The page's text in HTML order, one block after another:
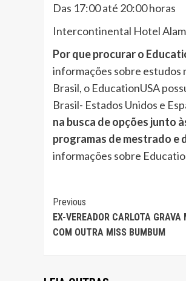
Das 17:00 até 20:00 horas
Intercontinental Hotel
Por que procurar o
informações sobre estudos
Brasil, o EducationUSA
Brasil- Estados Unidos e
na busca de opções junto
programas de mestrado e
informações sobre
Continue
Reading
Previous
EX-VEREADOR CARLOTA
COM OUTRA MISS BUMBUM